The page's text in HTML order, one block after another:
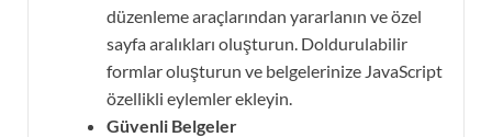
düzenleme araçlarından yararlanın ve özel
sayfa aralıkları oluşturun. Doldurulabilir
formlar oluşturun ve belgelerinize JavaScript
özellikli eylemler ekleyin.
Güvenli Belgeler